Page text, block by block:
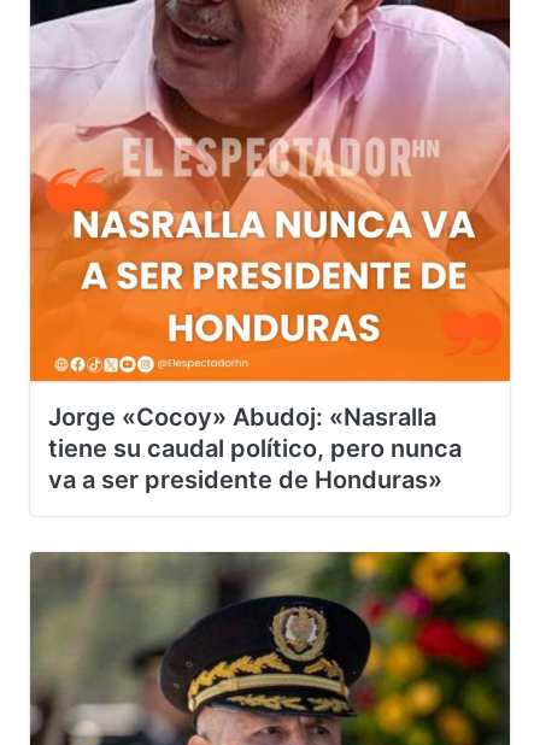
Jorge «Cocoy» Abudoj: «Nasralla
tiene su caudal político, pero nunca
va a ser presidente de Honduras»